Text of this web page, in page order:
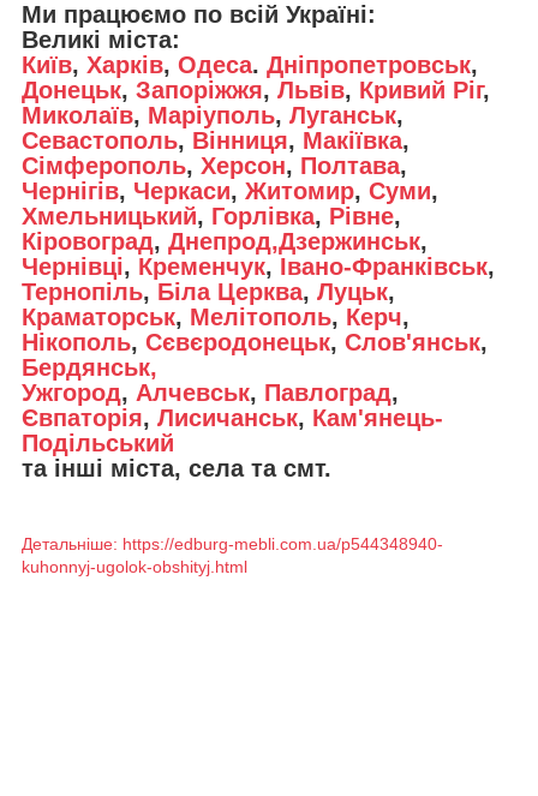
Ми працюємо по всій Україні:
Великі міста:
Київ, Харків, Одеса. Дніпропетровськ,
Донецьк, Запоріжжя, Львів, Кривий Ріг,
Миколаїв, Маріуполь, Луганськ,
Севастополь, Вінниця, Макіївка,
Сімферополь, Херсон, Полтава,
Чернігів, Черкаси, Житомир, Суми,
Хмельницький, Горлівка, Рівне,
Кіровоград, Днепрод,Дзержинськ,
Чернівці, Кременчук, Івано-Франківськ,
Тернопіль, Біла Церква, Луцьк,
Краматорськ, Мелітополь, Керч,
Нікополь, Сєвєродонецьк, Слов'янськ,
Бердянськ,
Ужгород, Алчевськ, Павлоград,
Євпаторія, Лисичанськ, Кам'янець-
Подільський
та інші міста, села та смт.
Детальніше: https://edburg-mebli.com.ua/p544348940-
kuhonnyj-ugolok-obshityj.html